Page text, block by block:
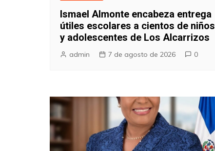
Ismael Almonte encabeza entrega
útiles escolares a cientos de niños
y adolescentes de Los Alcarrizos
admin 7 de agosto de 2026 0